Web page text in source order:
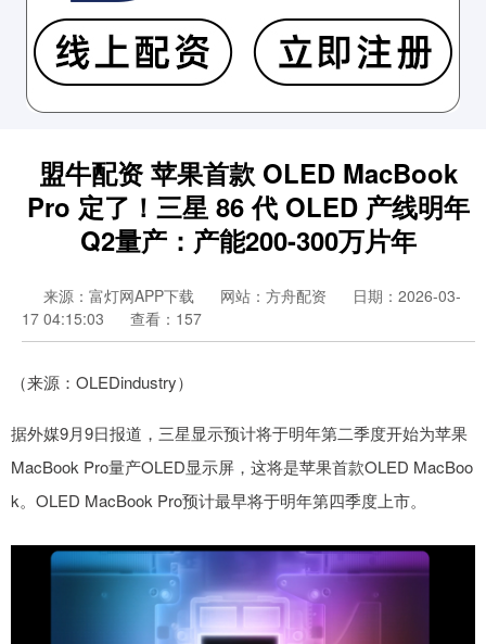
盟牛配资 苹果首款 OLED MacBook
Pro 定了！三星 86 代 OLED 产线明年
Q2量产：产能200-300万片年
来源：富灯网APP下载 网站：方舟配资
日期：2026-03-
17 04:15:03
查看：157
（来源：OLEDindustry）
据外媒9月9日报道，三星显示预计将于明年第二季度开始为苹果
MacBook Pro量产OLED显示屏，这将是苹果首款OLED MacBoo
k。OLED MacBook Pro预计最早将于明年第四季度上市。